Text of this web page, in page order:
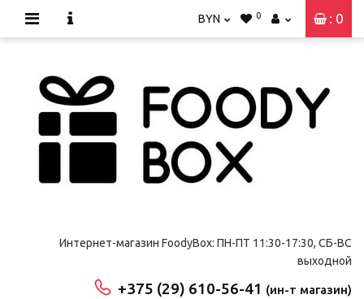
: 0
BYN 0
Интернет-магазин FoodyBox: ПН-ПТ 11:30-17:30, СБ-ВС
выходной
+375 (29) 610-56-41 (ин-т магазин)